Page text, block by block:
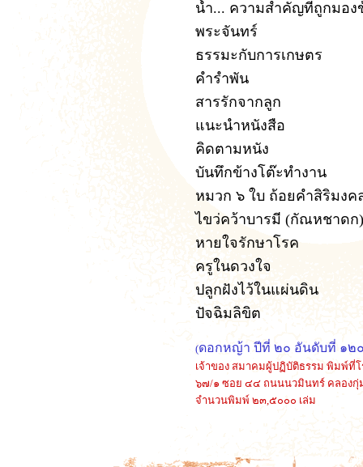
น้ำ... ความสำคัญที่ถูกมอง
พระจันทร์
ธรรมะกับการเกษตร
คำรำพัน
สารรักจากลูก
แนะนำหนังสือ
คิดตามหนัง
บันทึกข้างโต๊ะทำงาน
หมวก ๖ ใบ ถ้อยคำสิริมงค
ไขว่คว้าบารมี (กัณหชาดก)
หายใจรักษาโรค
ครูในดวงใจ
ปลูกฝังไว้ในแผ่นดิน
ปัจฉิมลิขิต
(ดอกหญ้า ปีที่ ๒๐ อันดับที่ ๑๒
เจ้าของ สมาคมผู้ปฏิบัติธรรม พิมพ์ที่
๖๗/๑ ซอย ๔๔ ถนนนวมินทร์ คลองกุ่
จำนวนพิมพ์ ๒๓,๕๐๐๐ เล่ม